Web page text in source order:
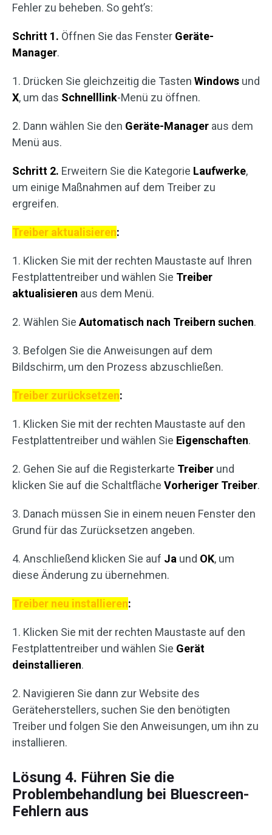
Fehler zu beheben. So geht’s:
Schritt 1. Öffnen Sie das Fenster Geräte-
Manager.
1. Drücken Sie gleichzeitig die Tasten Windows und
X, um das Schnelllink-Menü zu öffnen.
2. Dann wählen Sie den Geräte-Manager aus dem
Menü aus.
Schritt 2. Erweitern Sie die Kategorie Laufwerke,
um einige Maßnahmen auf dem Treiber zu
ergreifen.
Treiber aktualisieren:
1. Klicken Sie mit der rechten Maustaste auf Ihren
Festplattentreiber und wählen Sie Treiber
aktualisieren aus dem Menü.
2. Wählen Sie Automatisch nach Treibern suchen.
3. Befolgen Sie die Anweisungen auf dem
Bildschirm, um den Prozess abzuschließen.
Treiber zurücksetzen:
1. Klicken Sie mit der rechten Maustaste auf den
Festplattentreiber und wählen Sie Eigenschaften.
2. Gehen Sie auf die Registerkarte Treiber und
klicken Sie auf die Schaltfläche Vorheriger Treiber.
3. Danach müssen Sie in einem neuen Fenster den
Grund für das Zurücksetzen angeben.
4. Anschließend klicken Sie auf Ja und OK, um
diese Änderung zu übernehmen.
Treiber neu installieren:
1. Klicken Sie mit der rechten Maustaste auf den
Festplattentreiber und wählen Sie Gerät
deinstallieren.
2. Navigieren Sie dann zur Website des
Geräteherstellers, suchen Sie den benötigten
Treiber und folgen Sie den Anweisungen, um ihn zu
installieren.
Lösung 4. Führen Sie die
Problembehandlung bei Bluescreen-
Fehlern aus